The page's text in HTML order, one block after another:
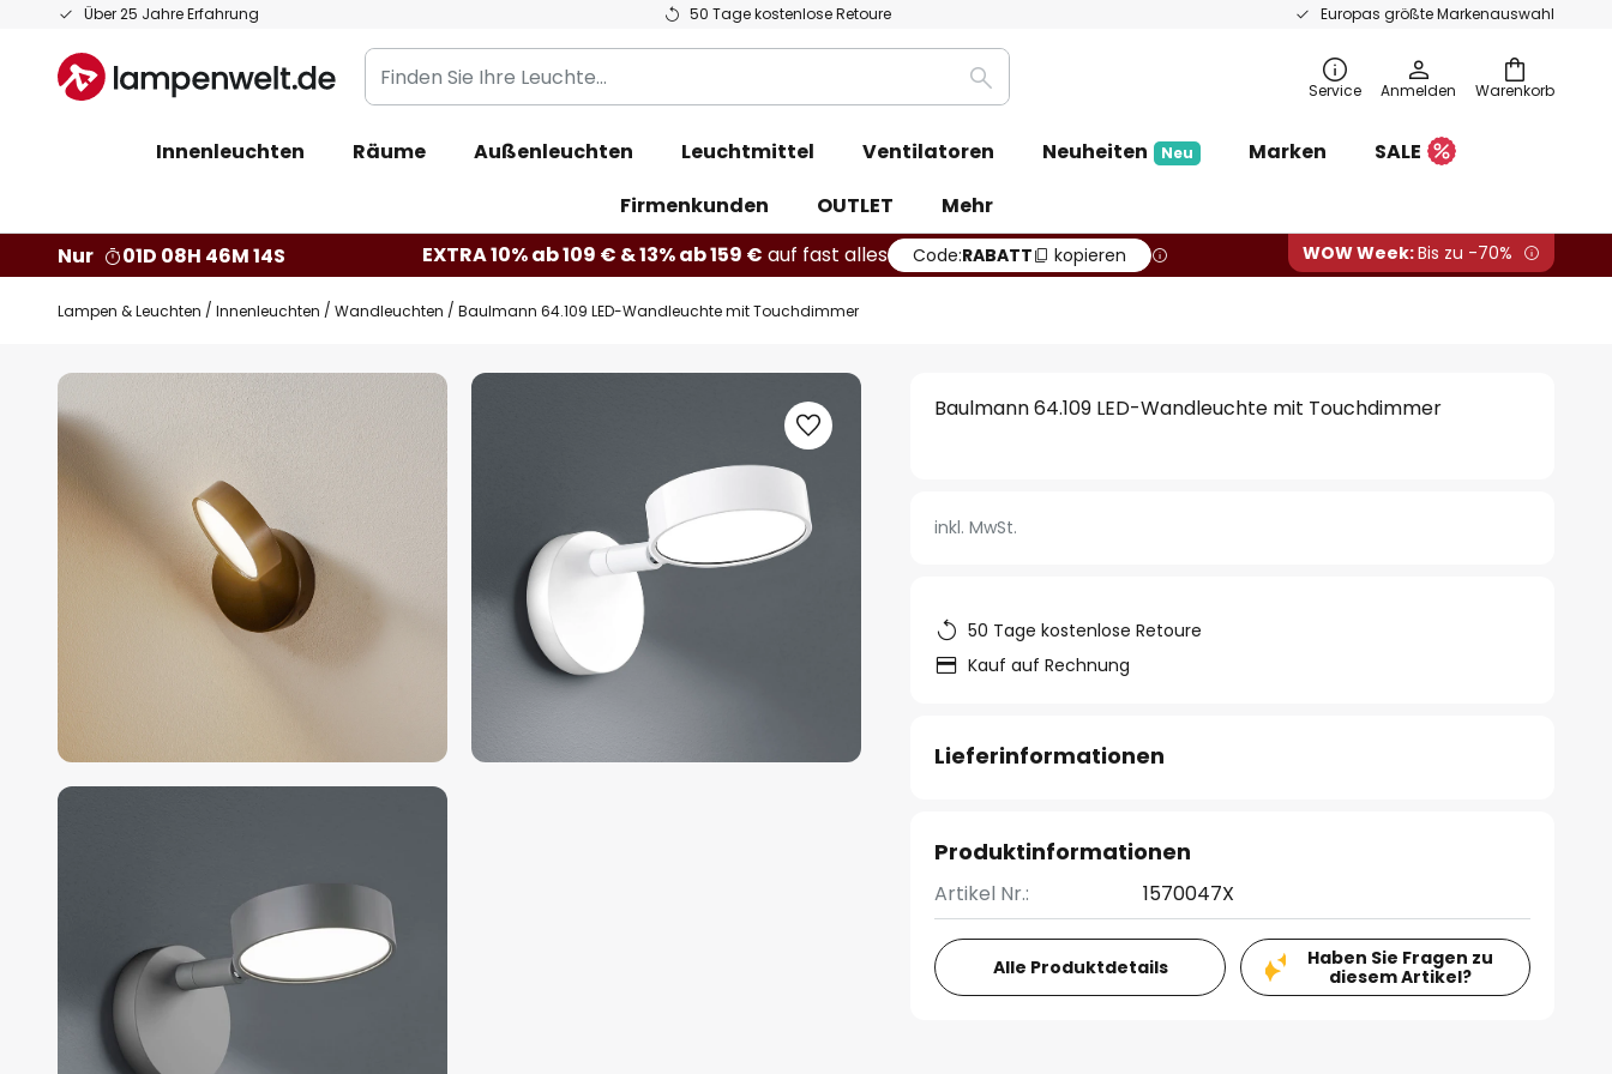
Über 25 Jahre Erfahrung 50 Tage kostenlose Retoure Europas größte Markenauswahl
Zum
springen
Warenkorb
Finden
Sie
Leuchte...
Suche Service Anmelden
Innenleuchten Räume Außenleuchten Leuchtmittel Ventilatoren Neuheiten Neu Marken
SALE
Firmenkunden
OUTLET
Mehr
Nur
01D 08H 46M 13S EXTRA 10% ab 109 € & 13% ab 159 € auf fast alles Code:RABATT kopieren WOW Week:Bis zu -70%
Lampen & Leuchten Innenleuchten Wandleuchten Baulmann 64.109 LED-Wandleuchte mit Touchdimmer
Zum
Ende
der
Bildgalerie
springen
Baulmann 64.109 LED-Wandleuchte mit Touchdimmer
inkl. MwSt.
50 Tage kostenlose Retoure
Kauf auf Rechnung
Lieferinformationen
Produktinformationen
Artikel Nr.: 1570047X
Alle Produktdetails
Haben Sie Fragen zu
diesem Artikel?